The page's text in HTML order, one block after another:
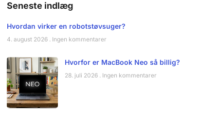
Seneste indlæg
Hvordan virker en robotstøvsuger?
4. august 2026 Ingen kommentarer
Hvorfor er MacBook Neo så billig?
28. juli 2026 Ingen kommentarer